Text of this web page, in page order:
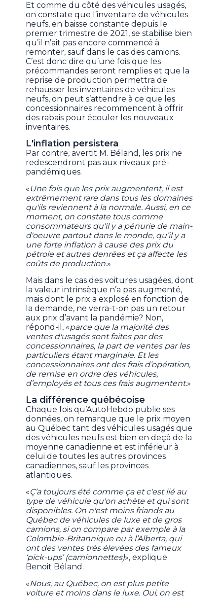
Et comme du côté des véhicules usagés,
on constate que l’inventaire de véhicules
neufs, en baisse constante depuis le
premier trimestre de 2021, se stabilise bien
qu’il n’ait pas encore commencé à
remonter, sauf dans le cas des camions.
C’est donc dire qu’une fois que les
précommandes seront remplies et que la
reprise de production permettra de
rehausser les inventaires de véhicules
neufs, on peut s’attendre à ce que les
concessionnaires recommencent à offrir
des rabais pour écouler les nouveaux
inventaires.
L'inflation persistera
Par contre, avertit M. Béland, les prix ne
redescendront pas aux niveaux pré-
pandémiques.
«Une fois que les prix augmentent, il est
extrêmement rare dans tous les domaines
qu'ils reviennent à la normale. Aussi, en ce
moment, on constate tous comme
consommateurs qu’il y a pénurie de main-
d'oeuvre partout dans le monde, qu’il y a
une forte inflation à cause des prix du
pétrole et autres denrées et ça affecte les
coûts de production.»
Mais dans le cas des voitures usagées, dont
la valeur intrinsèque n’a pas augmenté,
mais dont le prix a explosé en fonction de
la demande, ne verra-t-on pas un retour
aux prix d’avant la pandémie? Non,
répond-il, «parce que la majorité des
ventes d'usagés sont faites par des
concessionnaires, la part de ventes par les
particuliers étant marginale. Et les
concessionnaires ont des frais d’opération,
de remise en ordre des véhicules,
d’employés et tous ces frais augmentent.»
La différence québécoise
Chaque fois qu’AutoHebdo publie ses
données, on remarque que le prix moyen
au Québec tant des véhicules usagés que
des véhicules neufs est bien en deçà de la
moyenne canadienne et est inférieur à
celui de toutes les autres provinces
canadiennes, sauf les provinces
atlantiques.
«Ç’a toujours été comme ça et c'est lié au
type de véhicule qu'on achète et qui sont
disponibles. On n'est moins friands au
Québec de véhicules de luxe et de gros
camions, si on compare par exemple à la
Colombie-Britannique ou à l’Alberta, qui
ont des ventes très élevées des fameux
‘pick-ups’ (camionnettes)», explique
Benoit Béland.
«Nous, au Québec, on est plus petite
voiture et moins dans le luxe. Oui, on est